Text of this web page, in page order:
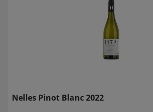
Nelles Pinot Blanc 2022